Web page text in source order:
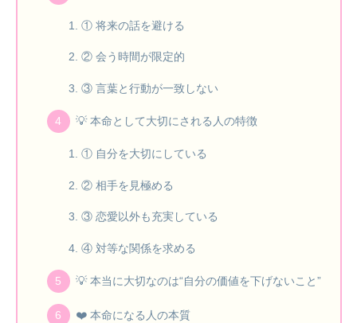
① 将来の話を避ける
② 会う時間が限定的
③ 言葉と行動が一致しない
💡 本命として大切にされる人の特徴
① 自分を大切にしている
② 相手を見極める
③ 恋愛以外も充実している
④ 対等な関係を求める
💡 本当に大切なのは“自分の価値を下げないこと”
❤️ 本命になる人の本質